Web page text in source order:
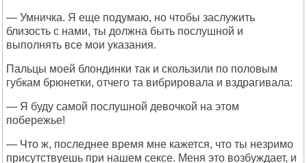
— Умничка. Я еще подумаю, но чтобы заслужить
близость с нами, ты должна быть послушной и
выполнять все мои указания.
Пальцы моей блондинки так и скользили по половым
губкам брюнетки, отчего та вибрировала и вздрагивала:
— Я буду самой послушной девочкой на этом
побережье!
— Что ж, последнее время мне кажется, что ты незримо
присутствуешь при нашем сексе. Меня это возбуждает, и